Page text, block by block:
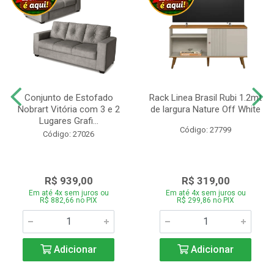
Conjunto de Estofado
Nobrart Vitória com 3 e 2
Lugares Grafi...
Código: 27026
R$ 939,00
Em até 4x sem juros ou
R$ 882,66 no PIX
Adicionar
Rack Linea Brasil Rubi 1.2mt
de largura Nature Off White
Código: 27799
R$ 319,00
Em até 4x sem juros ou
R$ 299,86 no PIX
Adicionar